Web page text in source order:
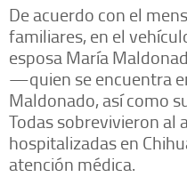
De acuerdo con el
familiares, en el
esposa María
—quien se encuentra
Maldonado, así como
Todas sobrevivieron al
hospitalizadas en
atención médica.